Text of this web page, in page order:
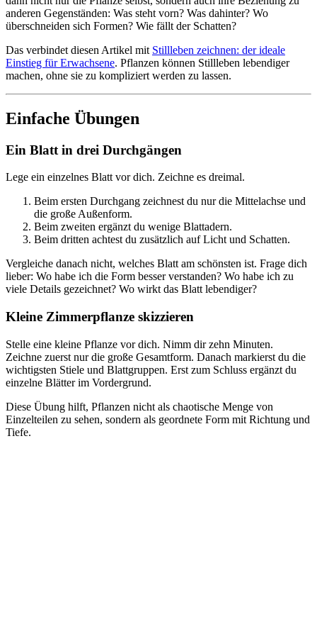
anderen Gegenständen: Was steht vorn? Was dahinter? Wo
überschneiden sich Formen? Wie fällt der Schatten?
Das verbindet diesen Artikel mit Stillleben zeichnen: der ideale
Einstieg für Erwachsene. Pflanzen können Stillleben lebendiger
machen, ohne sie zu kompliziert werden zu lassen.
Einfache Übungen
Ein Blatt in drei Durchgängen
Lege ein einzelnes Blatt vor dich. Zeichne es dreimal.
Beim ersten Durchgang zeichnest du nur die Mittelachse und
die große Außenform.
Beim zweiten ergänzt du wenige Blattadern.
Beim dritten achtest du zusätzlich auf Licht und Schatten.
Vergleiche danach nicht, welches Blatt am schönsten ist. Frage dich
lieber: Wo habe ich die Form besser verstanden? Wo habe ich zu
viele Details gezeichnet? Wo wirkt das Blatt lebendiger?
Kleine Zimmerpflanze skizzieren
Stelle eine kleine Pflanze vor dich. Nimm dir zehn Minuten.
Zeichne zuerst nur die große Gesamtform. Danach markierst du die
wichtigsten Stiele und Blattgruppen. Erst zum Schluss ergänzt du
einzelne Blätter im Vordergrund.
Diese Übung hilft, Pflanzen nicht als chaotische Menge von
Einzelteilen zu sehen, sondern als geordnete Form mit Richtung und
Tiefe.